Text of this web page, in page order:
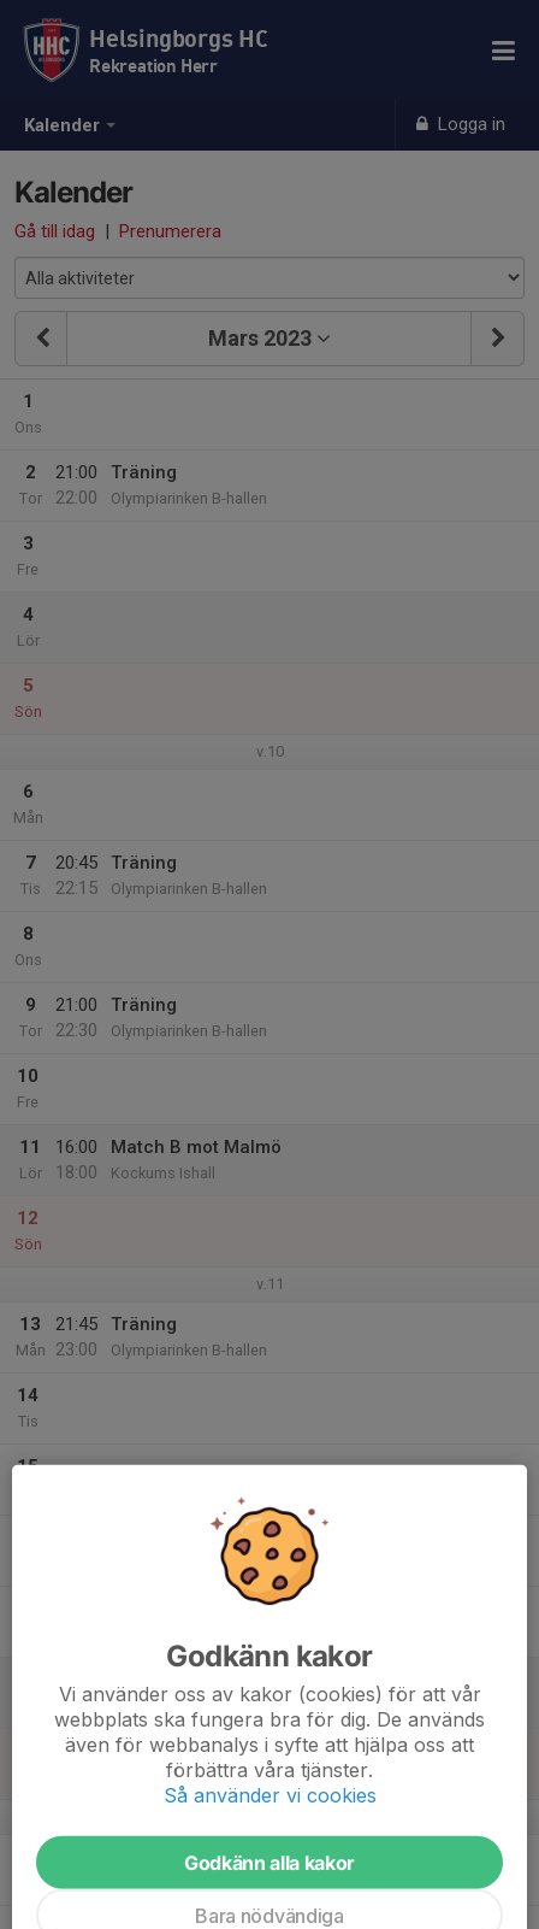
Kalender Logga in
Helsingborgs HC
Rekreation Herr
Kalender
Gå till idag | Prenumerera
Mars 2023
1
Ons
2
Tor
21:00
22:00
Träning
Olympiarinken B-hallen
3
Fre
4
Lör
5
Sön
v.10
6
Mån
7
Tis
20:45
22:15
Träning
Olympiarinken B-hallen
8
Ons
9
Tor
21:00
22:30
Träning
Olympiarinken B-hallen
10
Fre
11
Lör
16:00
18:00
Match B mot Malmö
Kockums Ishall
12
Sön
v.11
13
Mån
21:45
23:00
Träning
Olympiarinken B-hallen
14
Tis
15
Olymparinken B-hallen
20
Mån
Godkänn kakor
Vi använder oss av kakor (cookies) för att vår
webbplats ska fungera bra för dig. De används
även för webbanalys i syfte att hjälpa oss att
förbättra våra tjänster.
Så använder vi cookies
Godkänn alla kakor
Bara nödvändiga